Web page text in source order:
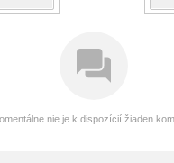
nie je k dispozícií žiaden